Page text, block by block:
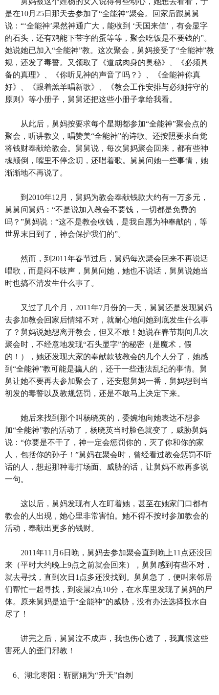
是在10月25日那天去参加了“全能神”聚会。回家后跟舅舅
说：“‘全能神’果然神通广大，能收到 ‘天国来信’，有会显字
的石头，还有鸡能下带字的蛋等等，聚会吃饭是不要钱的”。
她说她已加入“全能神”教。这次聚会，舅妈接受了“全能神”教
规，还发了毒誓。又领取了《道成肉身的奥秘》、《必须具
备的真理》、《你听见神的声音了吗？》、《全能神你真
好》、《跟着羔羊唱新歌》、《教会工作安排与必须持守的
原则》等小册子，舅舅还把这些小册子拿给我看。
从此后，舅妈按要求每个星期都参加“全能神”聚会点的
聚会，听讲教义，唱赞美“全能神”的诗歌。还按照要求自觉
将钱财奉献给教会。舅舅说，每次舅妈聚会回来，都有些神
魂颠倒，嘴里不停念叨，还唱着歌。舅舅问她一些事情，她
渐渐地不再说了。
到2010年12月，舅妈为教会奉献钱款大约有一万多元，
舅舅问舅妈：“不是说加入教会不要钱，一切都是免费的
吗？”舅妈说：“这不是教会收钱，是我自愿为神奉献的，等
世界末日到了，神会保护我们的”。
然而，到2011年春节过后，舅妈每次聚会回来不再说话
唱歌，而是闷不吱声，舅舅问她，她也不说话，舅舅说她当
时也搞不清发生什么事了。
又过了几个月，2011年7月份的一天，舅舅还是发现舅妈
去参加教会回家后情绪不对，就耐心地问她到底发生什么事
了？舅妈说她想离开教会，但又不敢！她说在春节期间几次
聚会时，不经意地发现“石头显字”的秘密（是魔术，假
的！），她还发现大家的奉献款被教会的几个人分了，她感
到“全能神”教可能是骗人的，还干一些违法乱纪的事情。舅
舅让她不要再去参加聚会了，还安慰舅妈一番，舅妈想到当
初发的毒誓以及教规惩罚，还是不敢马上决定下来。
她后来找到那个叫杨晓英的，委婉地向她表达不想参
加“全能神”教的活动了，杨晓英当时脸色就变了，威胁舅妈
说：“你要是不干了，神一定会惩罚你的，灭了你和你的家
人，包括你的孙子！”舅妈在聚会时，曾经看过教会惩罚不听
话的人，想起那种毒打场面、威胁的话，让舅妈不敢再多说
一句。
这以后，舅妈发现有人在盯着她，甚至在她家门口都有
教会的人出现，她心里非常害怕。她不得不按时参加教会的
活动，奉献出更多的钱财。
2011年11月6日晚，舅妈去参加聚会直到晚上11点还没回
来（平时大约晚上9点之前就会回来），舅舅感到有些不对，
就去寻找，直到次日1点多还没找到。舅舅急了，便叫来邻居
们帮忙一起寻找，到凌晨2点10分，在水库里发现了舅妈的尸
体。原来舅妈是迫于“全能神”的威胁，没有办法选择投水自
尽了！
讲完之后，舅舅泣不成声，我也伤心透了，我真恨这些
害死人的歪门邪教！
6、湖北枣阳：靳丽娟为“升天”自刎